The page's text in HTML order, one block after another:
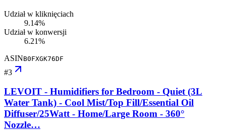
Udział w kliknięciach
9.14%
Udział w konwersji
6.21%
ASINB0FXGK76DF
#3
LEVOIT - Humidifiers for Bedroom - Quiet (3L
Water Tank) - Cool Mist/Top Fill/Essential Oil
Diffuser/25Watt - Home/Large Room - 360°
Nozzle…